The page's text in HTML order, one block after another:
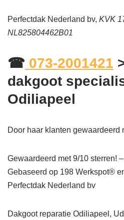
Perfectdak Nederland bv, KVK
NL825804462B01
☎ 073-2001421
dakgoot
Odiliapeel
Door haar klanten gewaardeerd
Gewaardeerd met 9/10 sterren! –
Gebaseerd op 198 Werkspot®
Perfectdak Nederland bv
Dakgoot reparatie Odiliapeel,